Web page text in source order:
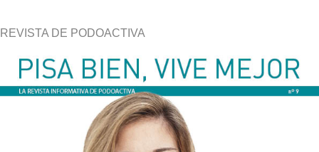
REVISTA DE PODOACTIVA